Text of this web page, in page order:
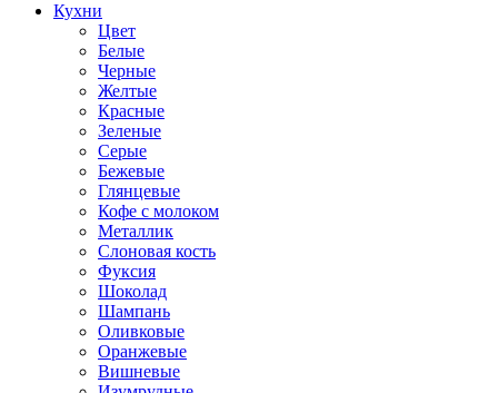
Кухни
Цвет
Белые
Черные
Желтые
Красные
Зеленые
Серые
Бежевые
Глянцевые
Кофе с молоком
Металлик
Слоновая кость
Фуксия
Шоколад
Шампань
Оливковые
Оранжевые
Вишневые